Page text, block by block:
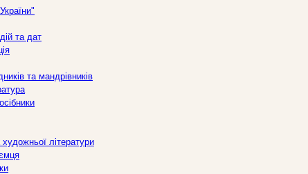
та дат
та мандрівників
художньої літератури